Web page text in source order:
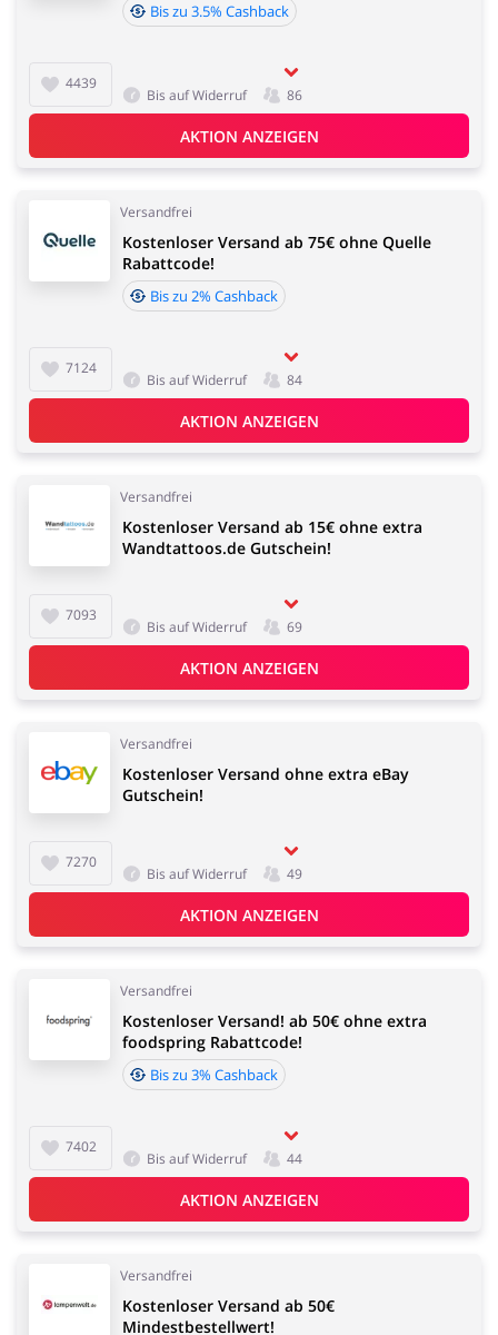
4439
Bis zu 3.5% Cashback
Bis auf Widerruf 86
AKTION ANZEIGEN
Versandfrei
7124
Kostenloser Versand ab 75€ ohne Quelle
Rabattcode!
Bis zu 2% Cashback
Bis auf Widerruf 84
AKTION ANZEIGEN
Versandfrei
7093
Kostenloser Versand ab 15€ ohne extra
Wandtattoos.de Gutschein!
Bis auf Widerruf 69
AKTION ANZEIGEN
Versandfrei
7270
Kostenloser Versand ohne extra eBay
Gutschein!
Bis auf Widerruf 49
AKTION ANZEIGEN
Versandfrei
7402
Kostenloser Versand! ab 50€ ohne extra
foodspring Rabattcode!
Bis zu 3% Cashback
Bis auf Widerruf 44
AKTION ANZEIGEN
Versandfrei
Kostenloser Versand ab 50€
Mindestbestellwert!